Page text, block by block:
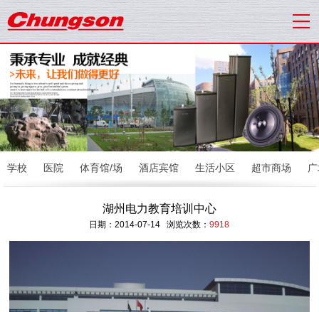
学校 医院 体育馆/场 酒店宾馆 生活小区 超市商场
湖州电力教育培训中心
日期：2014-07-14 浏览次数：9918